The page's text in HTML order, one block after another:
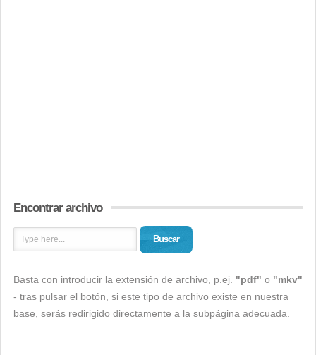
Encontrar archivo
Buscar
Basta con introducir la extensión de archivo, p.ej. "pdf" o "mkv"
- tras pulsar el botón, si este tipo de archivo existe en nuestra
base, serás redirigido directamente a la subpágina adecuada.